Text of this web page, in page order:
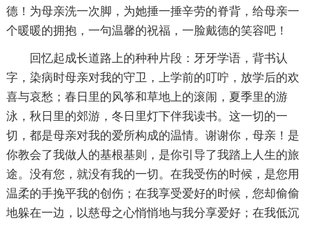
德！为母亲洗一次脚，为她捶一捶辛劳的脊背，给母亲一
个暖暖的拥抱，一句温馨的祝福，一脸戴德的笑容吧！
回忆起成长道路上的种种片段：牙牙学语，背书认
字，染病时母亲对我的守卫，上学前的叮咛，放学后的欢
喜与哀愁；春日里的风筝和草地上的滚闹，夏季里的游
泳，秋日里的郊游，冬日里灯下伴我读书。这一切的一
切，都是母亲对我的爱所构成的温情。谢谢你，母亲！是
你教会了我做人的基根基则，是你引导了我踏上人生的旅
途。没有您，就没有我的一切。在我受伤的时候，是您用
温柔的手挽平我的创伤；在我享受爱好的时候，您却偷偷
地躲在一边，以慈母之心悄悄地与我分享爱好；在我低沉